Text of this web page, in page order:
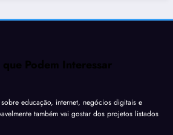
Podem Interessar
educação, internet, negócios digitais e
também vai gostar dos projetos listados